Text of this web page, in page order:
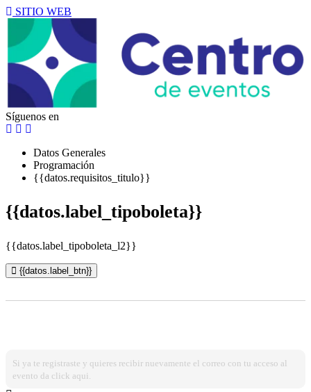
SITIO WEB
Síguenos en
Datos Generales
Programación
{{datos.requisitos_titulo}}
{{datos.label_tipoboleta}}
{{datos.label_tipoboleta_l2}}
{{datos.label_btn}}
Si ya te registraste y quieres recibir nuevamente el correo con tu acceso al
evento da click aqui.